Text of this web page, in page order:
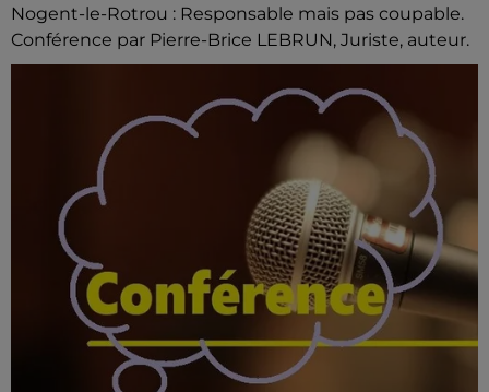
Nogent-le-Rotrou : Responsable mais pas coupable.
Conférence par Pierre-Brice LEBRUN, Juriste, auteur.